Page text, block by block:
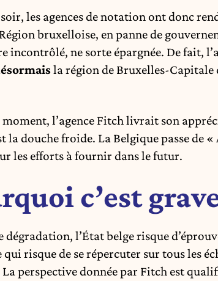
les agences de notation ont donc
bruxelloise, en panne de
incontrôlé, ne sorte épargnée. De fait,
la région de Bruxelles-Capitale
moment, l’agence Fitch livrait son
la douche froide. La Belgique passe de
les efforts à fournir dans le futur.
c’est
dégradation, l’État belge risque
risque de se répercuter sur tous les
La perspective donnée par Fitch est